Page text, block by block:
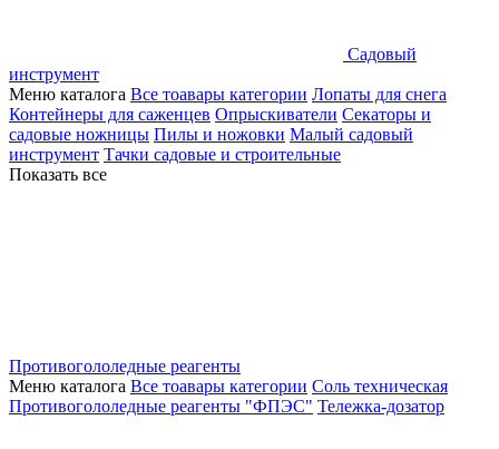
Садовый
инструмент
Меню каталога Все тоавары категории Лопаты для снега
Контейнеры для саженцев Опрыскиватели Секаторы и
садовые ножницы Пилы и ножовки Малый садовый
инструмент Тачки садовые и строительные
Показать все
Противогололедные реагенты
Меню каталога Все тоавары категории Соль техническая
Противогололедные реагенты "ФПЭС" Тележка-дозатор